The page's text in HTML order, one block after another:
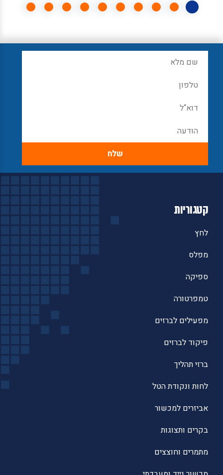
קטגוריות
לחץ
מפלס
ספיקה
טמפרטורה
מפעילים לברזים
פיקוד לברזים
ברזי תהליך
לחות ונקודת הטל
אביזרים למכשור
בקרים ותצוגות
מתמרים וחוצצים